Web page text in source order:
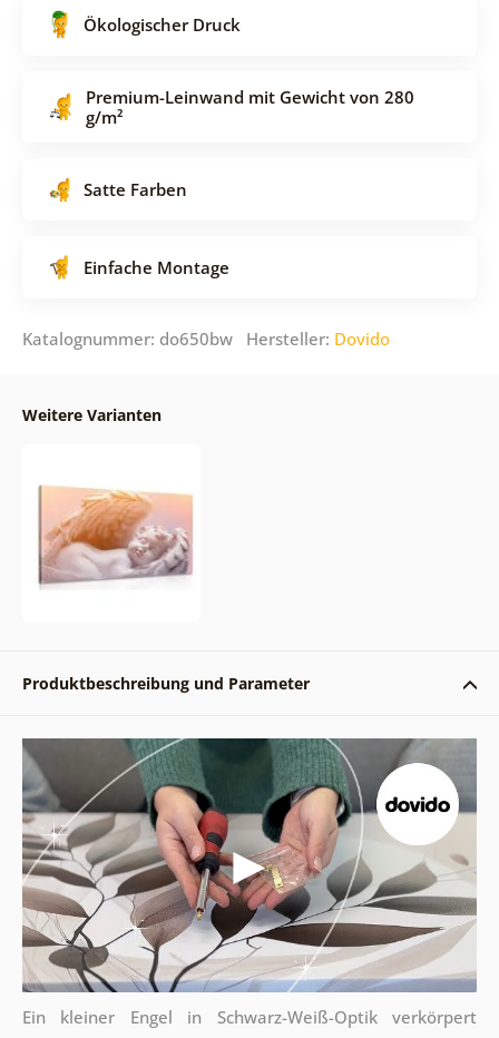
Ökologischer Druck
Premium-Leinwand mit Gewicht von 280
g/m²
Satte Farben
Einfache Montage
Katalognummer: do650bw Hersteller: Dovido
Weitere Varianten
Produktbeschreibung und Parameter
Ein kleiner Engel in Schwarz-Weiß-Optik verkörpert